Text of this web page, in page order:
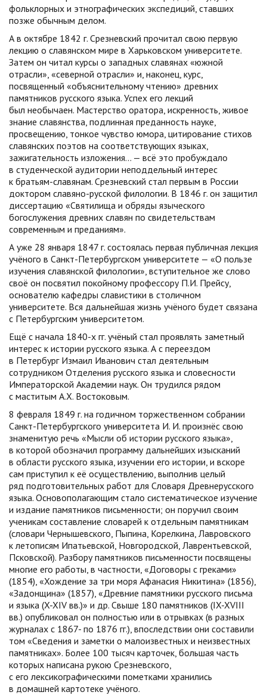
фольклорных и этнографических экспедиций, ставших
позже обычным делом.
А в октябре 1842 г. Срезневский прочитал свою первую
лекцию о славянском мире в Харьковском университете.
Затем он читал курсы о западных славянах «южной
отрасли», «северной отрасли» и, наконец, курс,
посвященный «объяснительному чтению» древних
памятников русского языка. Успех его лекций
был необычаен. Мастерство оратора, искренность, живое
знание славянства, подлинная преданность науке,
просвещению, тонкое чувство юмора, цитирование стихов
славянских поэтов на соответствующих языках,
зажигательность изложения… — всё это пробуждало
в студенческой аудитории неподдельный интерес
к братьям-славянам. Срезневский стал первым в России
доктором славяно-русской филологии. В 1846 г. он защитил
диссертацию «Святилища и обряды языческого
богослужения древних славян по свидетельствам
современным и преданиям».
А уже 28 января 1847 г. состоялась первая публичная лекция
учёного в Санкт-Петербургском университете — «О пользе
изучения славянской филологии», вступительное же слово
своё он посвятил покойному профессору П.И. Прейсу,
основателю кафедры славистики в столичном
университете. Вся дальнейшая жизнь учёного будет связана
с Петербургским университетом.
Ещё с начала 1840-х гг. учёный стал проявлять заметный
интерес к истории русского языка. А с переездом
в Петербург Измаил Иванович стал деятельным
сотрудником Отделения русского языка и словесности
Императорской Академии наук. Он трудился рядом
с маститым А.Х. Востоковым.
8 февраля 1849 г. на годичном торжественном собрании
Санкт-Петербургского университета И. И. произнёс свою
знаменитую речь «Мысли об истории русского языка»,
в которой обозначил программу дальнейших изысканий
в области русского языка, изучении его истории, и вскоре
сам приступил к её осуществлению, выполнив целый
ряд подготовительных работ для Словаря Древнерусского
языка. Основополагающим стало систематическое изучение
и издание памятников письменности; он поручил своим
ученикам составление словарей к отдельным памятникам
(словари Чернышевского, Пыпина, Корелкина, Лавровского
к летописям Ипатьевской, Новгородской, Лаврентьевской,
Псковской). Разбору памятников письменности посвящены
многие его работы, в частности, «Договоры с греками»
(1854), «Хождение за три моря Афанасия Никитина» (1856),
«Задонщина» (1857), «Древние памятники русского письма
и языка (X-XIV вв.)» и др. Свыше 180 памятников (IX-XVIII
вв.) опубликовал он полностью или в отрывках (в разных
журналах с 1867- по 1876 гг.), впоследствии они составили
том «Сведения и заметки о малоизвестных и неизвестных
памятниках». Более 100 тысяч карточек, большая часть
которых написана рукою Срезневского,
с его лексикографическими пометками хранились
в домашней картотеке учёного.